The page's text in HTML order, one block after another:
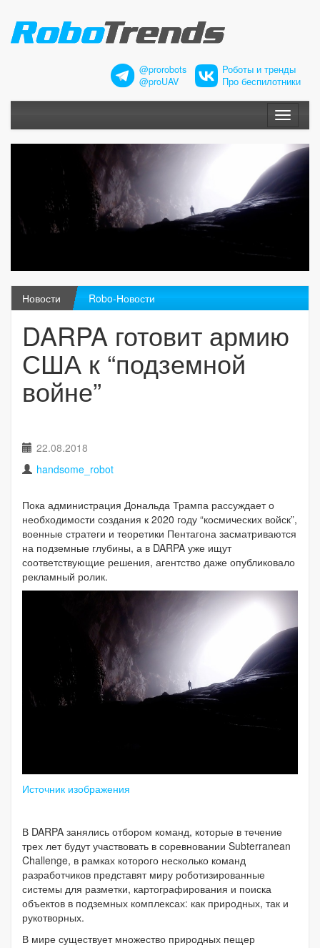
@prorobots
@proUAV
Роботы и тренды
Про беспилотники
Меню
Новости Robo-Новости
DARPA готовит армию
США к “подземной
войне”
22.08.2018
handsome_robot
Пока администрация Дональда Трампа рассуждает о
необходимости создания к 2020 году “космических войск”,
военные стратеги и теоретики Пентагона засматриваются
на подземные глубины, а в DARPA уже ищут
соответствующие решения, агентство даже опубликовало
рекламный ролик.
Источник изображения
В DARPA занялись отбором команд, которые в течение
трех лет будут участвовать в соревновании Subterranean
Challenge, в рамках которого несколько команд
разработчиков представят миру роботизированные
системы для разметки, картографирования и поиска
объектов в подземных комплексах: как природных, так и
рукотворных.
В мире существует множество природных пещер